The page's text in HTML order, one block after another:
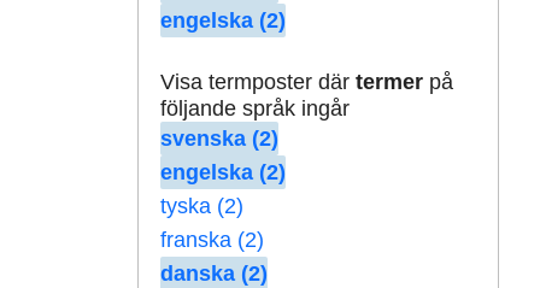
engelska (2)
Visa termposter där termerpå
följande språk ingår
svenska (2)
engelska (2)
tyska (2)
franska (2)
danska (2)